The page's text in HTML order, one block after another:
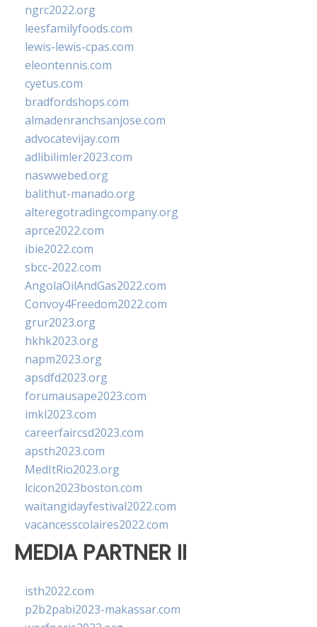
ngrc2022.org
leesfamilyfoods.com
lewis-lewis-cpas.com
eleontennis.com
cyetus.com
bradfordshops.com
almadenranchsanjose.com
advocatevijay.com
adlibilimler2023.com
naswwebed.org
balithut-manado.org
alteregotradingcompany.org
aprce2022.com
ibie2022.com
sbcc-2022.com
AngolaOilAndGas2022.com
Convoy4Freedom2022.com
grur2023.org
hkhk2023.org
napm2023.org
apsdfd2023.org
forumausape2023.com
imkl2023.com
careerfaircsd2023.com
apsth2023.com
MedItRio2023.org
lcicon2023boston.com
waitangidayfestival2022.com
vacancesscolaires2022.com
MEDIA PARTNER II
isth2022.com
p2b2pabi2023-makassar.com